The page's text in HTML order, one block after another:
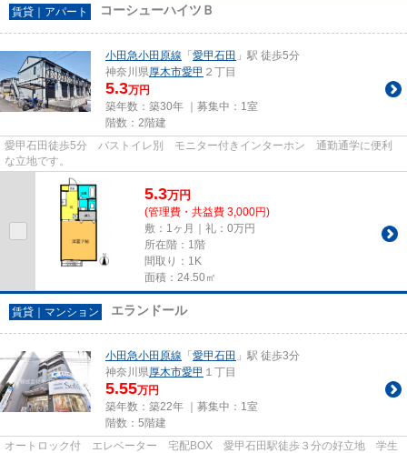
賃貸｜アパート コーシューハイツＢ
小田急小田原線 「愛甲石田 」駅 徒歩5分
神奈川県厚木市愛甲 ２丁目
5.3万円
築年数：築30年 ｜募集中： 1室
階数：2階建
愛甲石田徒歩5分 バストイレ別 モニター付きインターホン 通勤通学に便利
な立地です。
5.3万円
(管理費・共益費 3,000円)
敷：1ヶ月｜礼：0万円
所在階：1階
間取り：1K
面積：24.50㎡
賃貸｜マンション エランドール
小田急小田原線 「愛甲石田 」駅 徒歩3分
神奈川県厚木市愛甲 １丁目
5.55万円
築年数：築22年 ｜募集中： 1室
階数：5階建
オートロック付 エレベーター 宅配BOX 愛甲石田駅徒歩３分の好立地 学生